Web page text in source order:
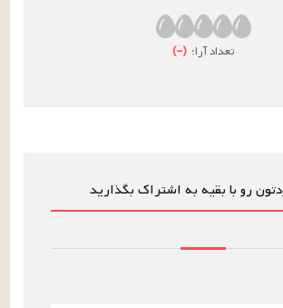
تعداد آرا: (
–
)
رو با بقیه به اشتراک بگذارید